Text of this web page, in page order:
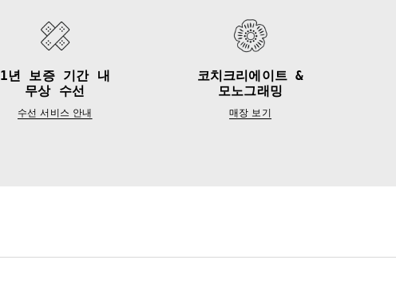
1년 보증 기간 내
무상 수선
수선 서비스 안내
코치크리에이트 &
모노그래밍
매장 보기